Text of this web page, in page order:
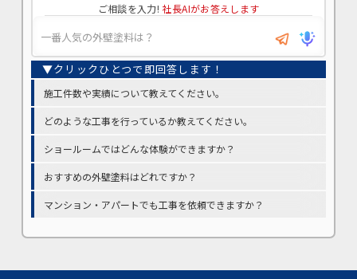
ご相談を入力! 社長AIがお答えします
施工件数や実績について教えてください。
どのような工事を行っているか教えてください。
ショールームではどんな体験ができますか？
おすすめの外壁塗料はどれですか？
マンション・アパートでも工事を依頼できますか？